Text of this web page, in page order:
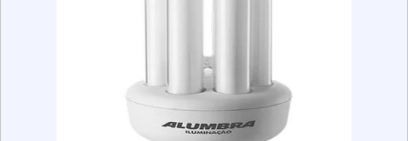
energia e ter uma iluminação de qualidade. Elas são
mais eficientes, resistentes, versáteis e econômicas. Se
você está pensando em trocar as lâmpadas da sua casa,
as lâmpadas de LED são uma ótima escolha.